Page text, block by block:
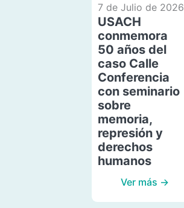
7 de Julio de 2026
USACH
conmemora
50 años del
caso Calle
Conferencia
con seminario
sobre
memoria,
represión y
derechos
humanos
Ver más →